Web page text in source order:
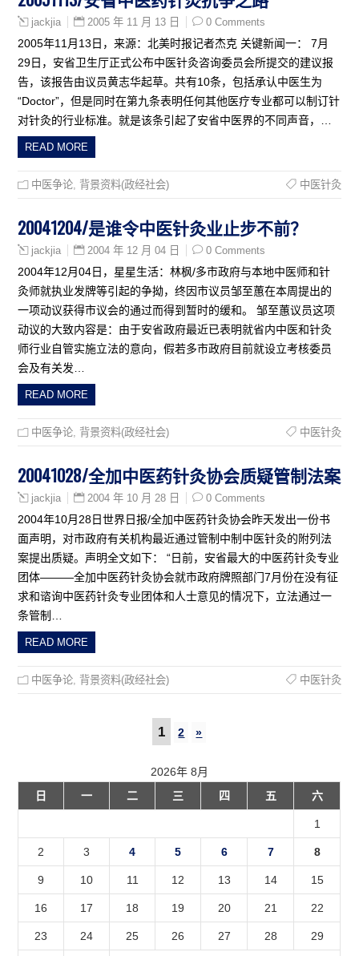
jackjia 2005 年 11 月 13 日 0 Comments
2005年11月13日，来源：北美时报记者杰克 关键新闻一： 7月
29日，安省卫生厅正式公布中医针灸咨询委员会所提交的建议报
告，该报告由议员黄志华起草。共有10条，包括承认中医生为
“Doctor”，但是同时在第九条表明任何其他医疗专业都可以制订针
对针灸的行业标准。就是该条引起了安省中医界的不同声音，…
READ MORE
中医争论 背景资料(政经社会) 中医针灸
20041204/是谁令中医针灸业止步不前？
jackjia 2004 年 12 月 04 日 0 Comments
2004年12月04日，星星生活：林枫/多市政府与本地中医师和针
灸师就执业发牌等引起的争拗，终因市议员邹至蕙在本周提出的
一项动议获得市议会的通过而得到暂时的缓和。 邹至蕙议员这项
动议的大致内容是：由于安省政府最近已表明就省内中医和针灸
师行业自管实施立法的意向，假若多市政府目前就设立考核委员
会及有关发…
READ MORE
中医争论 背景资料(政经社会) 中医针灸
20041028/全加中医药针灸协会质疑管制法案
jackjia 2004 年 10 月 28 日 0 Comments
2004年10月28日世界日报/全加中医药针灸协会昨天发出一份书
面声明，对市政府有关机构最近通过管制中制中医针灸的附列法
案提出质疑。声明全文如下： “日前，安省最大的中医药针灸专业
团体———全加中医药针灸协会就市政府牌照部门7月份在没有征
求和谘询中医药针灸专业团体和人士意见的情况下，立法通过一
条管制…
READ MORE
中医争论 背景资料(政经社会) 中医针灸
1 2 »
2026年 8月
日
一 二 三 四 五 六
1
2 3 4 5 6 7 8
9 10 11 12 13 14 15
16 17 18 19 20 21 22
23 24 25 26 27 28 29